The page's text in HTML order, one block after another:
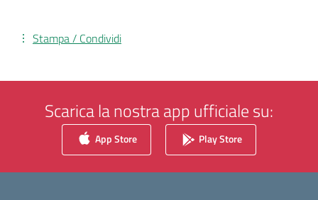
Stampa / Condividi
Scarica la nostra app ufficiale su:
App Store Play Store